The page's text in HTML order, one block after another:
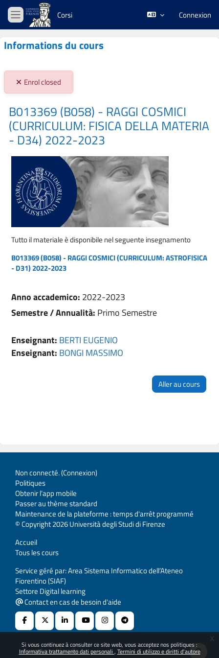
Passer au contenu principal
Si vous continuez à consulter ce site web, vous acceptez nos politiques :
Informativa trattamento dati personali Termini di utilizzo e diritti d'autore
x
Panneau latéral
Corsi Connexion
Informations du cours
Stato iscrizioni:
Enrol closed
B013369 (B058) - RAGGI COSMICI
(CURRICULUM: FISICA DELLA MATERIA
- D34) 2022-2023
Tutto il materiale è disponibile nel seguente insegnamento
B013369 (B058) - RAGGI COSMICI (CURRICULUM: ASTROFISICA
- D31) 2022-2023
Anno accademico: 2022-2023
Semestre / Annualità: Primo Semestre
Enseignant: BERTI EUGENIO
Enseignant: BONGI MASSIMO
Aller au cours
Non connecté. (Connexion)
Politiques
Obtenir l’app mobile
Passer au thème standard
Maintenance de la plateforme : temps d'arrêt programmé
© Copyright 2026 Università degli Studi di Firenze
Accueil
Tous les cours
Service géré par: Area Sistema Informatico dell’Ateneo
Fiorentino (SIAF)
Settore Digital learning
Contact en cas de besoin d'aide
Fourni parMoodle